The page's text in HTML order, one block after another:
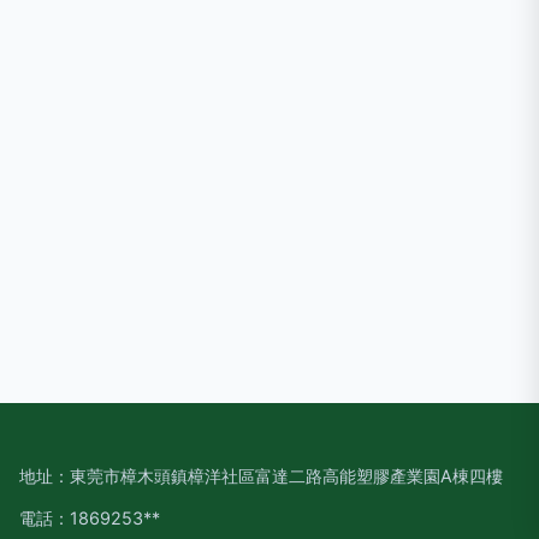
地址：東莞市樟木頭鎮樟洋社區富達二路高能塑膠產業園A棟四樓
電話：1869253**